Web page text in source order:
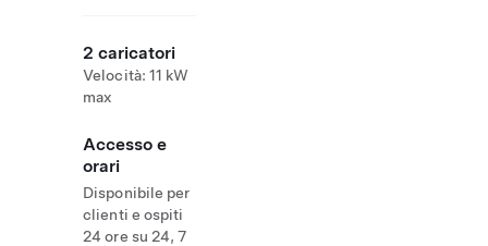
2 caricatori
Velocità: 11 kW
max
Accesso e
orari
Disponibile per
clienti e ospiti
24 ore su 24, 7